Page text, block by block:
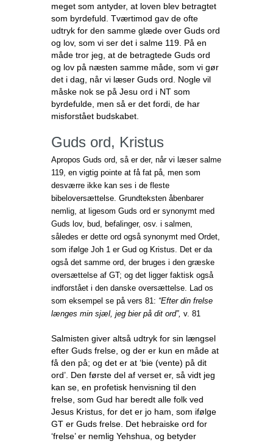
meget som antyder, at loven blev betragtet
som byrdefuld. Tværtimod gav de ofte
udtryk for den samme glæde over Guds ord
og lov, som vi ser det i salme 119. På en
måde tror jeg, at de betragtede Guds ord
og lov på næsten samme måde, som vi gør
det i dag, når vi læser Guds ord. Nogle vil
måske nok se på Jesu ord i NT som
byrdefulde, men så er det fordi, de har
misforstået budskabet.
Guds ord, Kristus
Apropos Guds ord, så er der, når vi læser salme
119, en vigtig pointe at få fat på, men som
desværre ikke kan ses i de fleste
bibeloversættelse. Grundteksten åbenbarer
nemlig, at ligesom Guds ord er synonymt med
Guds lov, bud, befalinger, osv. i salmen,
således er dette ord også synonymt med Ordet,
som ifølge Joh 1 er Gud og Kristus. Det er da
også det samme ord, der bruges i den græske
oversættelse af GT; og det ligger faktisk også
indforstået i den danske oversættelse. Lad os
som eksempel se på vers 81: “Efter din frelse
længes min sjæl, jeg bier på dit ord”, v. 81
Salmisten giver altså udtryk for sin længsel
efter Guds frelse, og der er kun en måde at
få den på; og det er at ‘bie (vente) på dit
ord’. Den første del af verset er, så vidt jeg
kan se, en profetisk henvisning til den
frelse, som Gud har beredt alle folk ved
Jesus Kristus, for det er jo ham, som ifølge
GT er Guds frelse. Det hebraiske ord for
‘frelse’ er nemlig Yehshua, og betyder